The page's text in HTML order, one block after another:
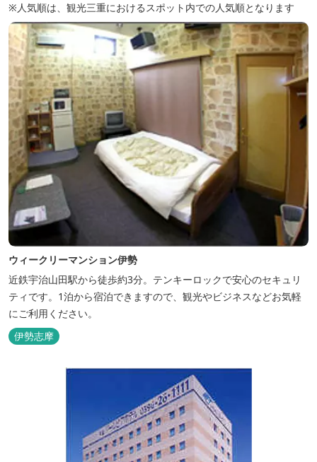
※人気順は、観光三重におけるスポット内での人気順となります
ウィークリーマンション伊勢
近鉄宇治山田駅から徒歩約3分。テンキーロックで安心のセキュリ
ティです。1泊から宿泊できますので、観光やビジネスなどお気軽
にご利用ください。
伊勢志摩